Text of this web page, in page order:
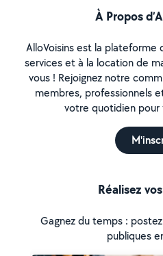
À Propos
AlloVoisins est la
services et à la location de
vous ! Rejoignez notre
membres, professionnels
votre quotidien pour
Réalisez
Gagnez du temps :
publiques